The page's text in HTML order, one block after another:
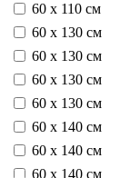
60 х 110 см
60 х 130 см
60 х 130 см
60 х 130 см
60 х 130 см
60 х 140 см
60 х 140 см
60 х 140 см